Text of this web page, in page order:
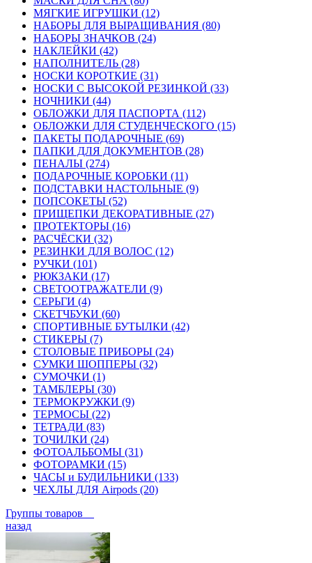
МЯГКИЕ ИГРУШКИ (12)
НАБОРЫ ДЛЯ ВЫРАЩИВАНИЯ (80)
НАБОРЫ ЗНАЧКОВ (24)
НАКЛЕЙКИ (42)
НАПОЛНИТЕЛЬ (28)
НОСКИ КОРОТКИЕ (31)
НОСКИ С ВЫСОКОЙ РЕЗИНКОЙ (33)
НОЧНИКИ (44)
ОБЛОЖКИ ДЛЯ ПАСПОРТА (112)
ОБЛОЖКИ ДЛЯ СТУДЕНЧЕСКОГО (15)
ПАКЕТЫ ПОДАРОЧНЫЕ (69)
ПАПКИ ДЛЯ ДОКУМЕНТОВ (28)
ПЕНАЛЫ (274)
ПОДАРОЧНЫЕ КОРОБКИ (11)
ПОДСТАВКИ НАСТОЛЬНЫЕ (9)
ПОПСОКЕТЫ (52)
ПРИЩЕПКИ ДЕКОРАТИВНЫЕ (27)
ПРОТЕКТОРЫ (16)
РАСЧЁСКИ (32)
РЕЗИНКИ ДЛЯ ВОЛОС (12)
РУЧКИ (101)
РЮКЗАКИ (17)
СВЕТООТРАЖАТЕЛИ (9)
СЕРЬГИ (4)
СКЕТЧБУКИ (60)
СПОРТИВНЫЕ БУТЫЛКИ (42)
СТИКЕРЫ (7)
СТОЛОВЫЕ ПРИБОРЫ (24)
СУМКИ ШОППЕРЫ (32)
СУМОЧКИ (1)
ТАМБЛЕРЫ (30)
ТЕРМОКРУЖКИ (9)
ТЕРМОСЫ (22)
ТЕТРАДИ (83)
ТОЧИЛКИ (24)
ФОТОАЛЬБОМЫ (31)
ФОТОРАМКИ (15)
ЧАСЫ и БУДИЛЬНИКИ (133)
ЧЕХЛЫ ДЛЯ Airpods (20)
Группы товаров
назад